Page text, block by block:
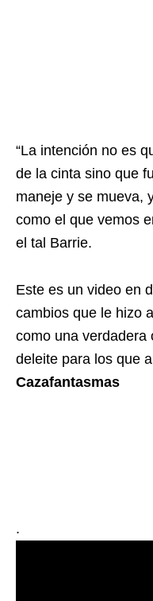
“La intención no es
de la cinta sino que
maneje y se mueva,
como el que vemos
el tal Barrie.
Este es un video en
cambios que le hizo
como una verdadera
deleite para los que
Cazafantasmas
.